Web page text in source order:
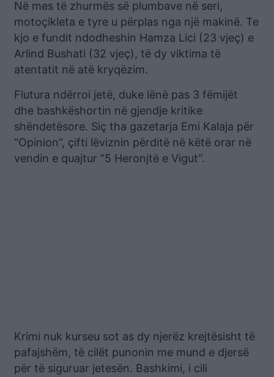
Në mes të zhurmës së plumbave në seri,
motoçikleta e tyre u përplas nga një makinë. Te
kjo e fundit ndodheshin Hamza Lici (23 vjeç) e
Arlind Bushati (32 vjeç), të dy viktima të
atentatit në atë kryqëzim.
Flutura ndërroi jetë, duke lënë pas 3 fëmijët
dhe bashkëshortin në gjendje kritike
shëndetësore. Siç tha gazetarja Emi Kalaja për
“Opinion”, çifti lëviznin përditë në këtë orar në
vendin e quajtur “5 Heronjtë e Vigut”.
Krimi nuk kurseu sot as dy njerëz krejtësisht të
pafajshëm, të cilët punonin me mund e djersë
për të siguruar jetesën. Bashkimi, i cili